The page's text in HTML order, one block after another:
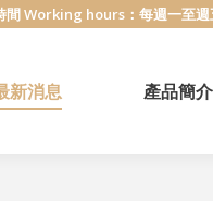
間 Working hours：每週一至週
新消息 產品簡介